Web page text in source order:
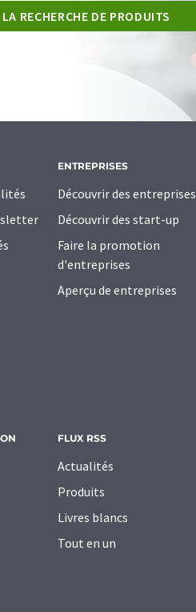
RECHERCHE DE PRODUITS
ENTREPRISES
Découvrir des entreprises
Découvrir des start-up
Faire la promotion
d'entreprises
Aperçu de entreprises
FLUX RSS
Actualités
Produits
Livres blancs
Tout en un